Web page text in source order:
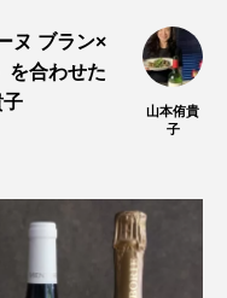
ヌ ブラン×
を合わせた
子
山本侑貴
子